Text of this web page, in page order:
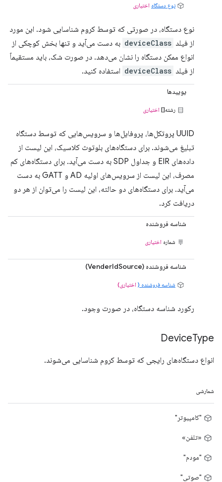
نوع دستگاه اختیاری
نوع دستگاه، در صورتی که توسط کروم شناسایی شود. این مورد
از فیلد deviceClass به دست می‌آید و تنها بخش کوچکی از
انواع ممکن دستگاه را نشان می‌دهد. در صورت شک، باید مستقیماً
از فیلد deviceClass استفاده کنید.
یوییدها
رشته[] اختیاری
UUID پروتکل‌ها، پروفایل‌ها و سرویس‌هایی که توسط دستگاه
تبلیغ می‌شوند. برای دستگاه‌های بلوتوث کلاسیک، این لیست از
داده‌های EIR و جداول SDP به دست می‌آید. برای دستگاه‌های کم
مصرف، این لیست از سرویس‌های اولیه AD و GATT به دست
می‌آید. برای دستگاه‌های دو حالته، این لیست را می‌توان از هر دو
دریافت کرد.
شناسه فروشنده
شماره اختیاری
شناسه فروشنده (VenderIdSource)
شناسه فروشنده ( اختیاری)
رکورد شناسه دستگاه، در صورت وجود.
DeviceType
انواع دستگاه‌های رایجی که توسط کروم شناسایی می‌شوند.
شمارشی
"کامپیوتر"
«تلفن»
"مودم"
"صوتی"